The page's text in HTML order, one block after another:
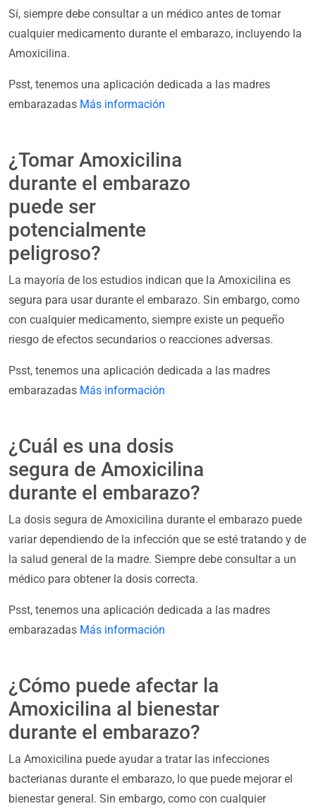
Sí, siempre debe consultar a un médico antes de tomar
cualquier medicamento durante el embarazo, incluyendo la
Amoxicilina.
Psst, tenemos una aplicación dedicada a las madres
embarazadas Más información
¿Tomar Amoxicilina
durante el embarazo
puede ser
potencialmente
peligroso?
La mayoría de los estudios indican que la Amoxicilina es
segura para usar durante el embarazo. Sin embargo, como
con cualquier medicamento, siempre existe un pequeño
riesgo de efectos secundarios o reacciones adversas.
Psst, tenemos una aplicación dedicada a las madres
embarazadas Más información
¿Cuál es una dosis
segura de Amoxicilina
durante el embarazo?
La dosis segura de Amoxicilina durante el embarazo puede
variar dependiendo de la infección que se esté tratando y de
la salud general de la madre. Siempre debe consultar a un
médico para obtener la dosis correcta.
Psst, tenemos una aplicación dedicada a las madres
embarazadas Más información
¿Cómo puede afectar la
Amoxicilina al bienestar
durante el embarazo?
La Amoxicilina puede ayudar a tratar las infecciones
bacterianas durante el embarazo, lo que puede mejorar el
bienestar general. Sin embargo, como con cualquier